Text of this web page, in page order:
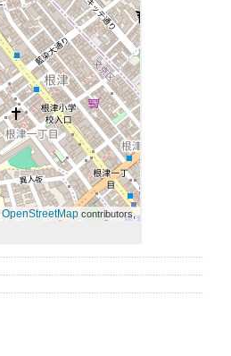
OpenStreetMapcontributors,